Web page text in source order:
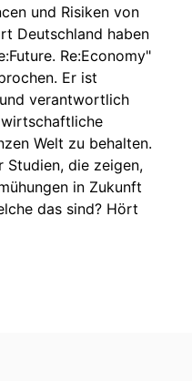
und Risiken von
Deutschland haben
Re:Economy"
Er ist
verantwortlich
Welt zu behalten.
Studien, die zeigen,
in Zukunft
das sind? Hört